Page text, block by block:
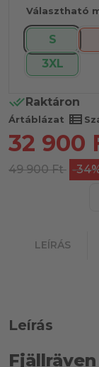
Választható
S
3XL
Raktáron
Ártáblázat view_list
32 900
49 900 Ft -
LEÍRÁS
Leírás